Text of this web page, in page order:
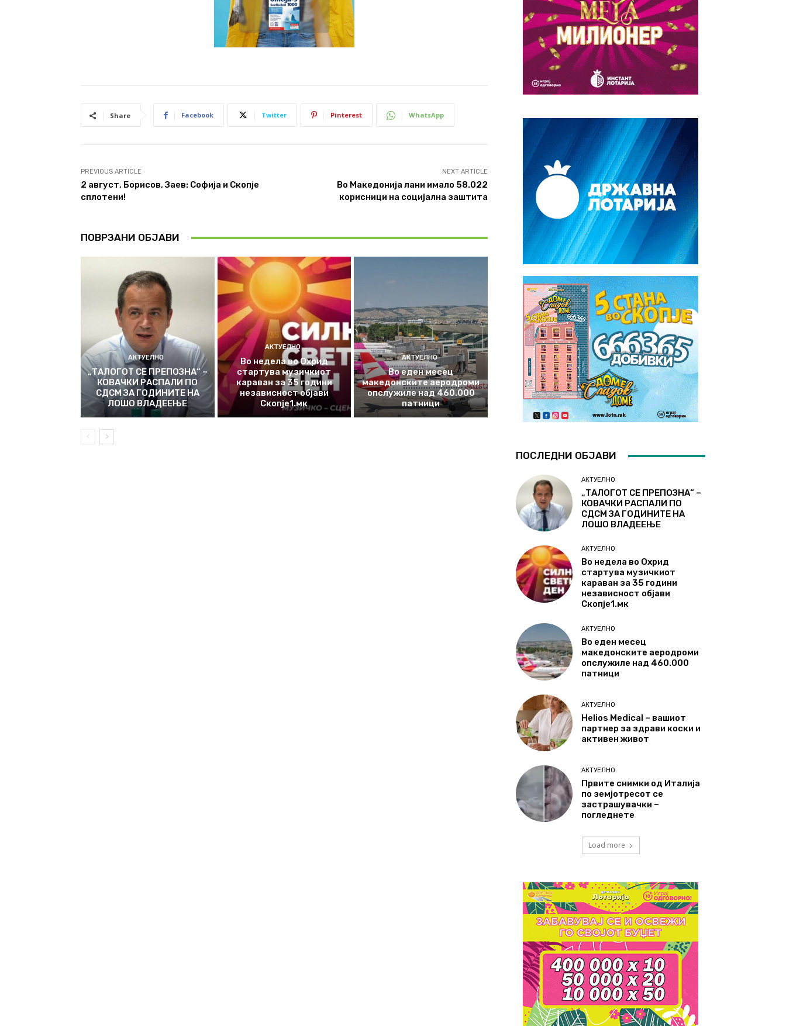
Share Facebook Twitter Pinterest WhatsApp
PREVIOUS ARTICLE
2 август, Борисов, Заев: Софија и Скопје
сплотени!
NEXT ARTICLE
Во Македонија лани имало 58.022
корисници на социјална заштита
ПОВРЗАНИ ОБЈАВИ
АКТУЕЛНО
„ТАЛОГОТ СЕ ПРЕПОЗНА“ –
КОВАЧКИ РАСПАЛИ ПО
СДСМ ЗА ГОДИНИТЕ НА
ЛОШО ВЛАДЕЕЊЕ
АКТУЕЛНО
Во недела во Охрид
стартува музичкиот
караван за 35 години
независност објави
Скопје1.мк
АКТУЕЛНО
Во еден месец
македонските аеродроми
опслужиле над 460.000
патници
ПОСЛЕДНИ ОБЈАВИ
АКТУЕЛНО
„ТАЛОГОТ СЕ ПРЕПОЗНА“ –
КОВАЧКИ РАСПАЛИ ПО
СДСМ ЗА ГОДИНИТЕ НА
ЛОШО ВЛАДЕЕЊЕ
АКТУЕЛНО
Во недела во Охрид
стартува музичкиот
караван за 35 години
независност објави
Скопје1.мк
АКТУЕЛНО
Во еден месец
македонските аеродроми
опслужиле над 460.000
патници
АКТУЕЛНО
Helios Medical – вашиот
партнер за здрави коски и
активен живот
АКТУЕЛНО
Првите снимки од Италија
по земјотресот се
застрашувачки –
погледнете
Load more